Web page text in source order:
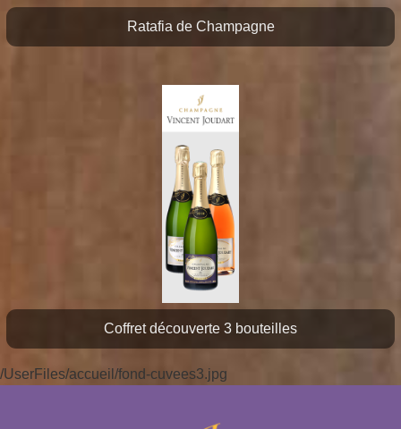
Ratafia de Champagne
Coffret découverte 3 bouteilles
/UserFiles/accueil/fond-cuvees3.jpg